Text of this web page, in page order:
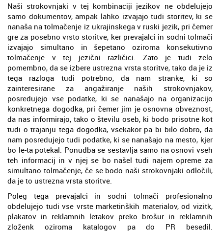
Naši strokovnjaki v tej kombinaciji jezikov ne obdelujejo
samo dokumentov, ampak lahko izvajajo tudi storitev, ki se
nanaša na tolmačenje iz ukrajinskega v ruski jezik, pri čemer
gre za posebno vrsto storitve, ker prevajalci in sodni tolmači
izvajajo simultano in šepetano oziroma konsekutivno
tolmačenje v tej jezični različici. Zato je tudi zelo
pomembno, da se izbere ustrezna vrsta storitve, tako da je iz
tega razloga tudi potrebno, da nam stranke, ki so
zainteresirane za angažiranje naših strokovnjakov,
posredujejo vse podatke, ki se nanašajo na organizacijo
konkretnega dogodka, pri čemer jim je osnovna obveznost,
da nas informirajo, tako o številu oseb, ki bodo prisotne kot
tudi o trajanju tega dogodka, vsekakor pa bi bilo dobro, da
nam posredujejo tudi podatke, ki se nanašajo na mesto, kjer
bo le-ta potekal. Ponudba se sestavlja samo na osnovi vseh
teh informacij in v njej se bo našel tudi najem opreme za
simultano tolmačenje, če se bodo naši strokovnjaki odločili,
da je to ustrezna vrsta storitve.
Poleg tega prevajalci in sodni tolmači profesionalno
obdelujejo tudi vse vrste marketinških materialov, od vizitk,
plakatov in reklamnih letakov preko brošur in reklamnih
zloženk oziroma katalogov pa do PR besedil.